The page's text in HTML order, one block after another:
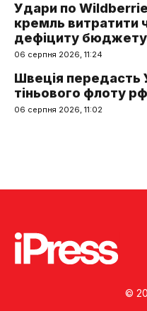
Удари по
кремль витратити
дефіциту бюджету
06 серпня 2026, 11:24
Швеція передасть
тіньового флоту
06 серпня 2026, 11:02
©